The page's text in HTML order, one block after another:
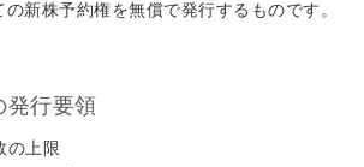
新株予約権を無償で発行するものです。
発行要領
の上限